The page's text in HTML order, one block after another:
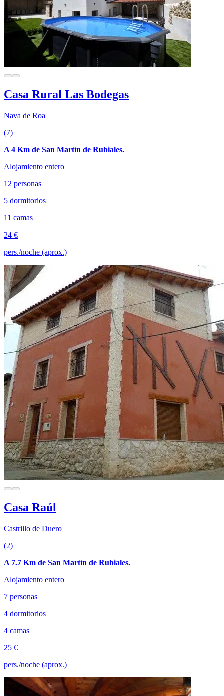
Casa Rural Las Bodegas
Nava de Roa
(7)
A 4 Km de San Martín de Rubiales.
Alojamiento entero
12 personas
5 dormitorios
11 camas
24 €
pers./noche (aprox.)
Casa Raúl
Castrillo de Duero
(2)
A 7.7 Km de San Martín de Rubiales.
Alojamiento entero
7 personas
4 dormitorios
4 camas
25 €
pers./noche (aprox.)